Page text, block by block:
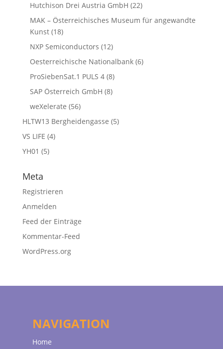
Hutchison Drei Austria GmbH (22)
MAK – Österreichisches Museum für angewandte
Kunst(18)
NXP Semiconductors (12)
Oesterreichische Nationalbank(6)
ProSiebenSat.1 PULS 4(8)
SAP Österreich GmbH (8)
weXelerate (56)
HLTW13 Bergheidengasse (5)
VS LIFE (4)
YH01 (5)
Meta
Registrieren
Anmelden
Feed der Einträge
Kommentar-Feed
WordPress.org
NAVIGATION
Home